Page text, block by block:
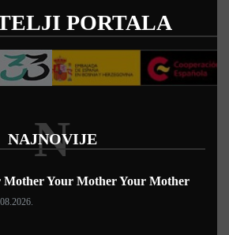
PORTALA
NAJNOVIJE
N
Mother Your Mother Your Mother